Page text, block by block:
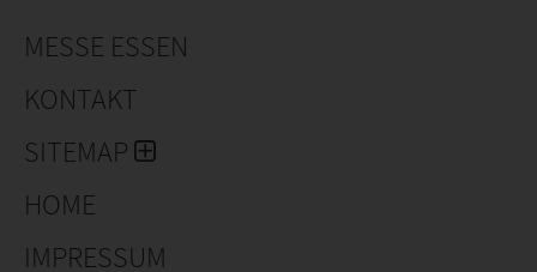
MESSE ESSEN
KONTAKT
SITEMAP
HOME
IMPRESSUM